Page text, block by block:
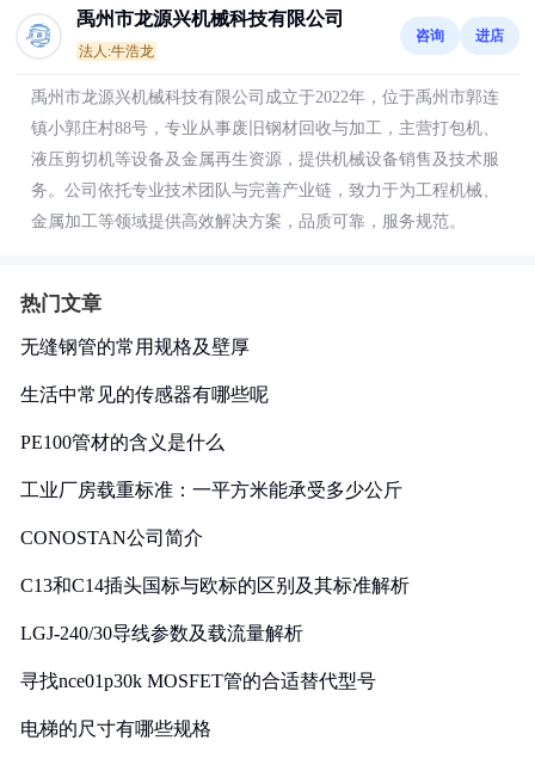
禹州市龙源兴机械科技有限公司
法人:牛浩龙
咨询 进店
禹州市龙源兴机械科技有限公司成立于2022年，位于禹州市郭连
镇小郭庄村88号，专业从事废旧钢材回收与加工，主营打包机、
液压剪切机等设备及金属再生资源，提供机械设备销售及技术服
务。公司依托专业技术团队与完善产业链，致力于为工程机械、
金属加工等领域提供高效解决方案，品质可靠，服务规范。
热门文章
无缝钢管的常用规格及壁厚
生活中常见的传感器有哪些呢
PE100管材的含义是什么
工业厂房载重标准：一平方米能承受多少公斤
CONOSTAN公司简介
C13和C14插头国标与欧标的区别及其标准解析
LGJ-240/30导线参数及载流量解析
寻找nce01p30k MOSFET管的合适替代型号
电梯的尺寸有哪些规格